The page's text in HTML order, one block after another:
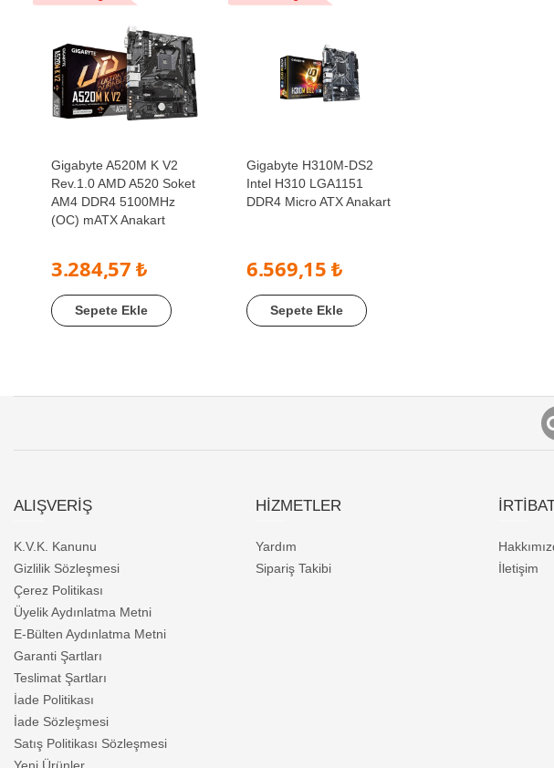
Gigabyte A520M K V2
Rev.1.0 AMD A520 Soket
AM4 DDR4 5100MHz
(OC) mATX Anakart
3.284,57 ₺
Sepete Ekle
Gigabyte H310M-DS2
Intel H310 LGA1151
DDR4 Micro ATX Anakart
6.569,15 ₺
Sepete Ekle
ALIŞVERİŞ
K.V.K. Kanunu
Gizlilik Sözleşmesi
Çerez Politikası
Üyelik Aydınlatma Metni
E-Bülten Aydınlatma Metni
Garanti Şartları
Teslimat Şartları
İade Politikası
İade Sözleşmesi
Satış Politikası Sözleşmesi
Yeni Ürünler
HİZMETLER
Yardım
Sipariş Takibi
İletişim